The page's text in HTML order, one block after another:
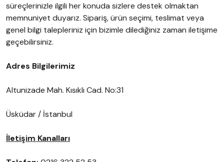
süreçlerinizle ilgili her konuda sizlere destek olmaktan
memnuniyet duyarız. Sipariş, ürün seçimi, teslimat veya
genel bilgi talepleriniz için bizimle dilediğiniz zaman iletişime
geçebilirsiniz.
Adres Bilgilerimiz
Altunizade Mah. Kısıklı Cad. No:31
Üsküdar / İstanbul
İletişim Kanalları